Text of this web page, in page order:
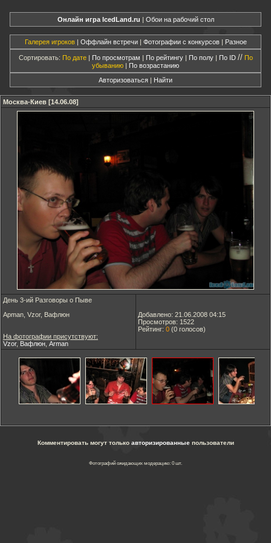
Онлайн игра IcedLand.ru | Обои на рабочий стол
Галерея игроков| Оффлайн встречи| Фотографии с конкурсов| Разное
Сортировать: По дате| По просмотрам | По рейтингу| По полу| По ID // По
убыванию | По возрастанию
Авторизоваться | Найти
Москва-Киев [14.06.08]
День 3-ий Разговоры о Пыве
Apman, Vzor, Вафлюн
На фотографии присутствуют:
Vzor, Вафлюн Arman
Добавлено: 21.06.2008 04:15
Просмотров: 1522
Рейтинг: 0 (0 голосов)
Комментировать могут только авторизированныепользователи
Фотографий ожидающих модерацию: 0 шт.